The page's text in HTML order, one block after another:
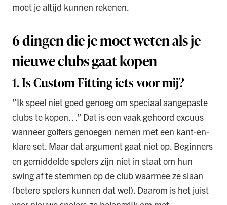
moet je altijd kunnen rekenen.
6 dingen die je moet weten als je
nieuwe clubs gaat kopen
1. Is Custom Fitting iets voor mij?
”Ik speel niet goed genoeg om speciaal aangepaste
clubs te kopen…” Dat is een vaak gehoord excuus
wanneer golfers genoegen nemen met een kant-en-
klare set. Maar dat argument gaat niet op. Beginners
en gemiddelde spelers zijn niet in staat om hun
swing af te stemmen op de club waarmee ze slaan
(betere spelers kunnen dat wel). Daarom is het juist